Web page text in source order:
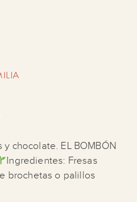
chocolate. EL BOMBÓN
Ingredientes: Fresas
brochetas o palillos